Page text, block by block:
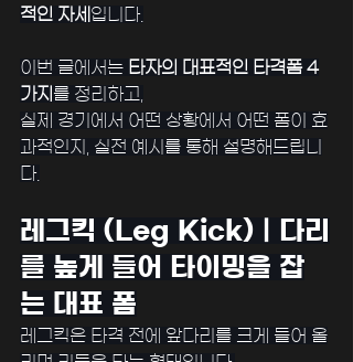
적인 자세 입니다.
﻿이번 글에서는 타자의 대표적인 타격폼 4
가지 를 정리하고,
실제 경기에서 어떤 상황에서 어떤 폼이 효
과적인지, 실전 예시를 통해 설명해드립니
다.
레그킥 (Leg Kick)｜다리
를 높게 들어 타이밍을 잡
는 대표 폼
레그킥은 타격 전에 앞다리를 크게 들어 올